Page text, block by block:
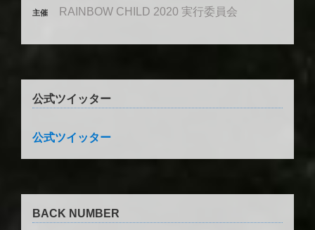
主催 RAINBOW CHILD 2020 実行委員会
公式ツイッター
公式ツイッター
BACK NUMBER